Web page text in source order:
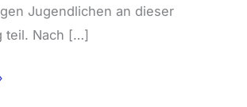
Jugendlichen an dieser
teil. Nach […]